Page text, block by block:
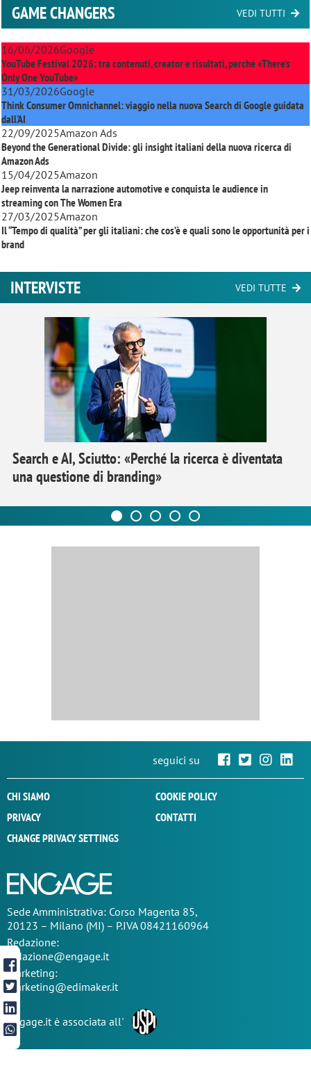
GAME CHANGERS VEDI TUTTI
16/06/2026Google
YouTube Festival 2026: tra contenuti, creator e risultati, perché «There’s
Only One YouTube»
31/03/2026Google
Think Consumer Omnichannel: viaggio nella nuova Search di Google guidata
dall'AI
22/09/2025Amazon Ads
Beyond the Generational Divide: gli insight italiani della nuova ricerca di
Amazon Ads
15/04/2025Amazon
Jeep reinventa la narrazione automotive e conquista le audience in
streaming conThe Women Era
27/03/2025Amazon
Il “Tempo di qualità” per gli italiani: che cos’è e quali sono le opportunità per i
brand
INTERVISTE VEDI TUTTE
Search e AI, Sciutto: «Perché la ricerca è diventata
una questione di branding»
seguici su
CHI SIAMO
COOKIE POLICY
PRIVACY
CONTATTI
CHANGE PRIVACY SETTINGS
SedeAmministrativa: Corso Magenta 85,
20123 – Milano (MI) – P.IVA 08421160964
Redazione:
redazione@engage.it
Marketing:
marketing@edimaker.it
Engage.it è associata all'